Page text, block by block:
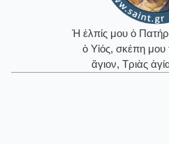
Ἡ ἐλπίς μου ὁ
ὁ Υἱός, σκέπη
ἅγιον, Τριὰς